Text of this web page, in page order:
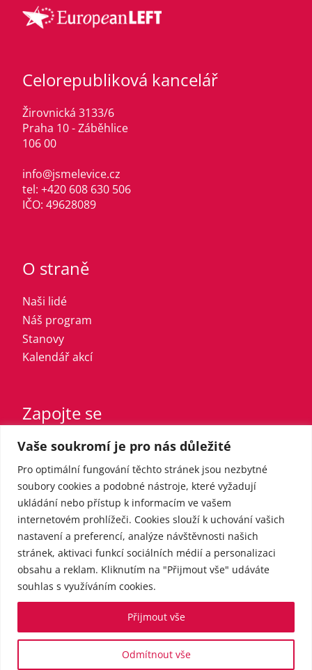
Vaše soukromí je pro nás důležité
Pro optimální fungování těchto stránek jsou nezbytné
soubory cookies a podobné nástroje, které vyžadují
ukládání nebo přístup k informacím ve vašem
internetovém prohlížeči. Cookies slouží k uchování vašich
nastavení a preferencí, analýze návštěvnosti našich
stránek, aktivaci funkcí sociálních médií a personalizaci
obsahu a reklam. Kliknutím na "Přijmout vše" udáváte
souhlas s využíváním cookies.
Odmítnout vše
Přijmout vše
Celorepubliková kancelář
Žirovnická 3133/6
Praha 10 - Záběhlice
106 00
info@jsmelevice.cz
tel: +420 608 630 506
IČO: 49628089
O straně
Naši lidé
Náš program
Stanovy
Kalendář akcí
Zapojte se
Vstupte do strany
Registrovaný sympatizant
Přispějte finančně
Pro média
Kontakt
Tiskové zprávy